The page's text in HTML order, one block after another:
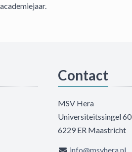
Contact
MSV Hera
Universiteitssingel 60
6229 ER Maastricht
info@msvhera.nl